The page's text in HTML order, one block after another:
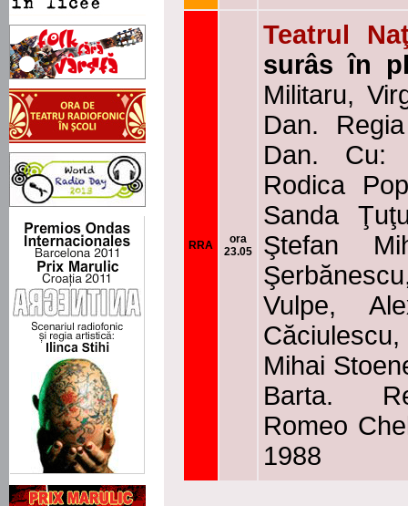
RRA
ora
23.05
Teatrul
surâs în
Militaru,
Dan.
Dan. Cu:
Rodica
Sanda
Ştefan
Vulpe,
Mihai
Barta.
Romeo
1988